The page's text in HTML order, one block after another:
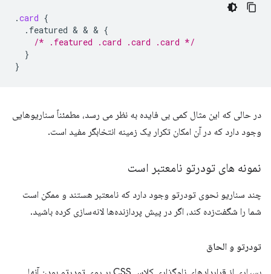
.card {
.featured & & & {
/* .featured .card .card .card */
}
}
در حالی که این مثال کمی بی فایده به نظر می رسد، مطمئناً سناریوهایی
وجود دارد که در آن امکان تکرار یک زمینه انتخابگر مفید است.
نمونه های تودرتو نامعتبر است
چند سناریو نحوی تودرتو وجود دارد که نامعتبر هستند و ممکن است
شما را شگفت‌زده کند، اگر در پیش پردازنده‌ها لانه‌سازی کرده باشید.
تودرتو و الحاق